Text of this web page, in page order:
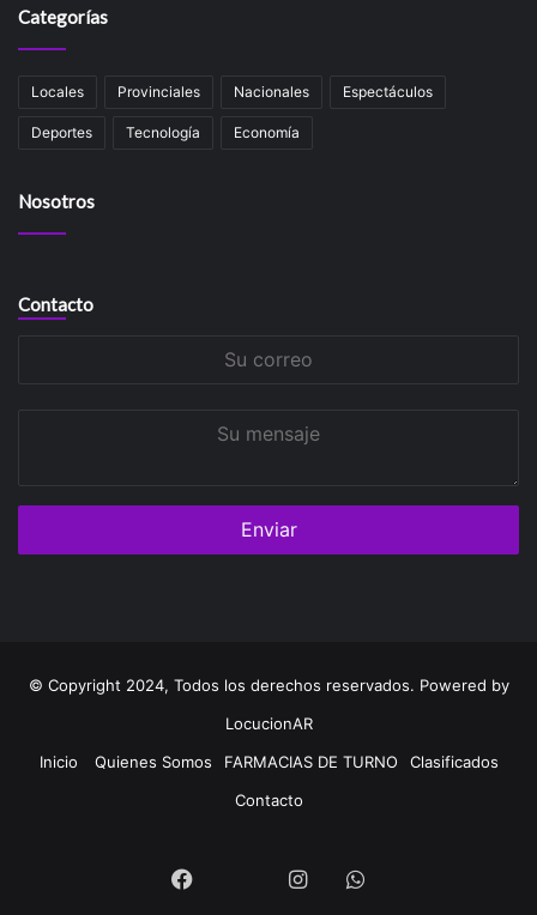
Categorías
Locales Provinciales Nacionales Espectáculos
Deportes Tecnología Economía
Nosotros
Contacto
© Copyright 2024, Todos los derechos reservados. Powered by
LocucionAR
Inicio
Quienes Somos FARMACIAS DE TURNO
Clasificados
Contacto
Facebook InstagramWhatsapp